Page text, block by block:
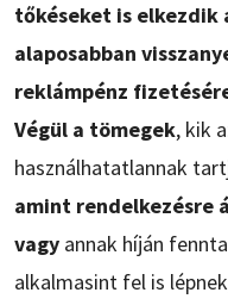
tőkéseket is elkezdik
alaposabban
reklámpénz
Végül a tömegek, kik
használhatatlannak
amint rendelkezésre
vagy annak híján
alkalmasint fel is